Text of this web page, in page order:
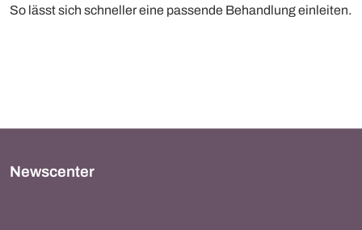
So lässt sich schneller eine passende Behandlung einleiten.
Newscenter